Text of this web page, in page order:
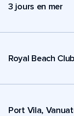
3 jours en mer
Royal Beach
Port Vila,